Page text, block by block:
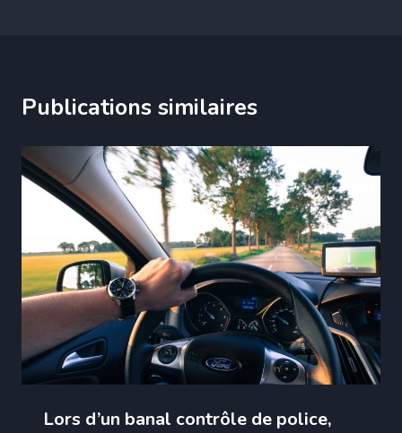
Publications similaires
Lors d’un banal contrôle de police,